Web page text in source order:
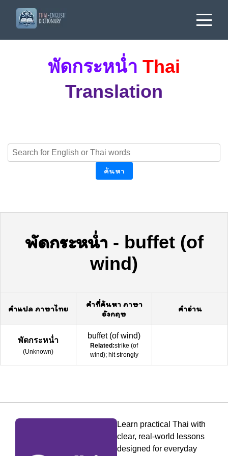
พัดกระหน่ำ Thai
Translation
ค้นหา
พัดกระหน่ำ - buffet (of
wind)
คำแปล ภาษาไทย
คำที่ค้นหา ภาษา
อังกฤษ
คำอ่าน
พัดกระหน่ำ
(Unknown)
buffet (of wind)
Related:strike (of
wind); hit strongly
Learn practical Thai with
clear, real-world lessons
designed for everyday